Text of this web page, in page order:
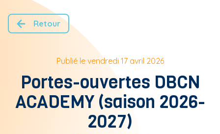
Retour
Publié le vendredi 17 avril 2026
Portes-ouvertes DBCN
ACADEMY (saison 2026-
2027)